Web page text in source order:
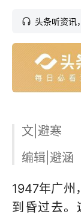
头条听资讯
文|避寒
编辑|避涵
1947年广州
到昏过去。